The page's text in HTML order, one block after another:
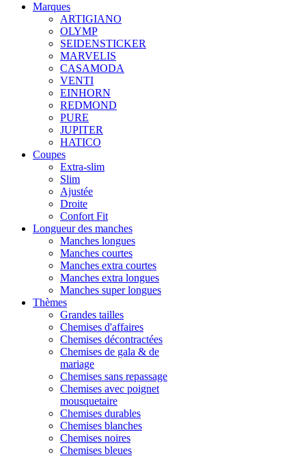
Marques
ARTIGIANO
OLYMP
SEIDENSTICKER
MARVELIS
CASAMODA
VENTI
EINHORN
REDMOND
PURE
JUPITER
HATICO
Coupes
Extra-slim
Slim
Ajustée
Droite
Confort Fit
Longueur des manches
Manches longues
Manches courtes
Manches extra courtes
Manches extra longues
Manches super longues
Thèmes
Grandes tailles
Chemises d'affaires
Chemises décontractées
Chemises de gala & de
mariage
Chemises sans repassage
Chemises avec poignet
mousquetaire
Chemises durables
Chemises blanches
Chemises noires
Chemises bleues